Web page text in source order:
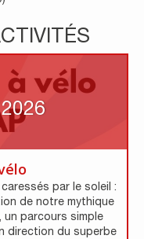
2026
par le soleil :
de notre mythique
un parcours simple
direction du superbe